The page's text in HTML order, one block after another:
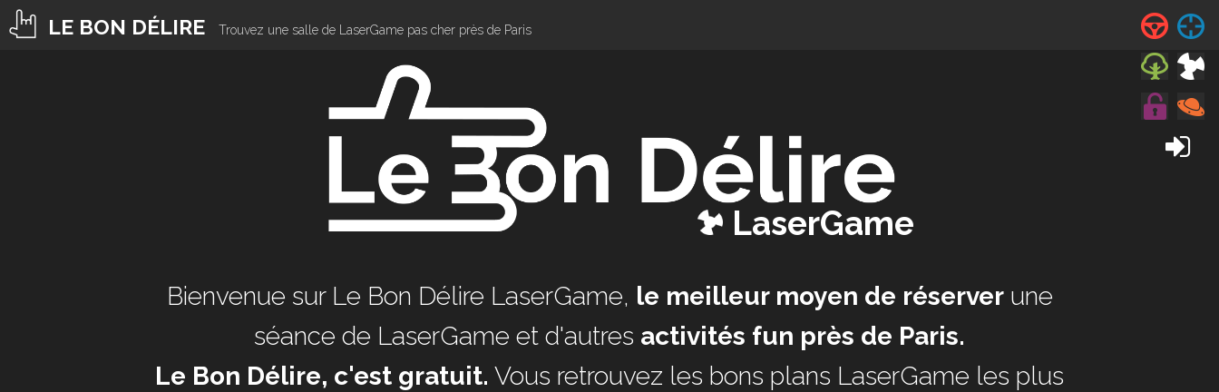
LE BON DÉLIRE Trouvez une salle de LaserGame pas cher près de Paris
LaserGame
Bienvenue sur Le Bon Délire LaserGame, le meilleur moyen de réserverune
séance de LaserGame et d'autres activités fun près de Paris.
Le Bon Délire, c'est gratuit. Vous retrouvez les bons plans LaserGame les plus